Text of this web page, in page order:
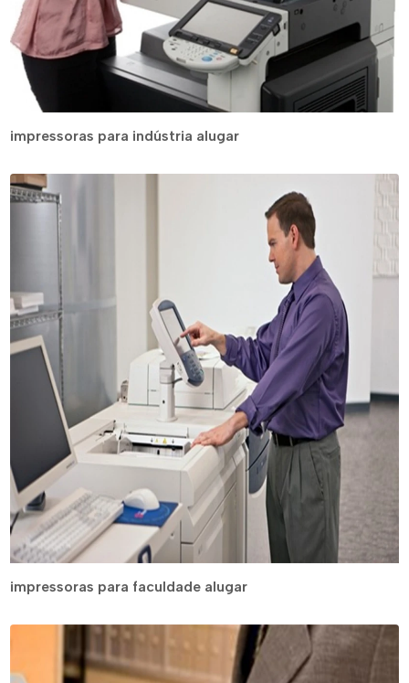
impressoras para indústria alugar
impressoras para faculdade alugar